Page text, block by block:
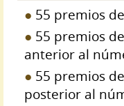
55 premios de
55 premios de
anterior al
55 premios de
posterior al